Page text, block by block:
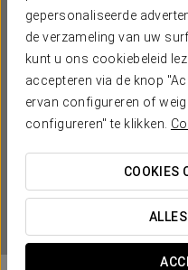
gepersonaliseerde
de verzameling van uw
kunt u ons cookiebeleid
accepteren via de knop
ervan configureren of
configureren" te klikken.
COOKIES
LAS PALMAS
WANNEER WIL JE